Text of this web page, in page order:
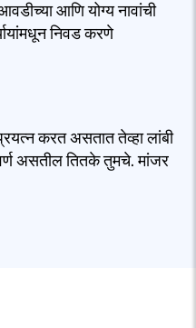
आणि योग्य नावांची
निवड करणे
करत असतात तेव्हा लांबी
असतील तितके तुमचे. मांजर